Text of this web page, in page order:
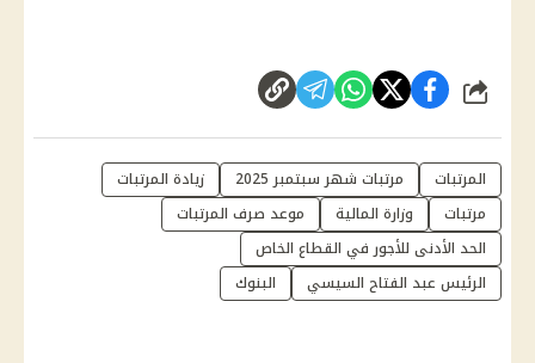
شارك
المرتبات مرتبات شهر سبتمبر 2025
زيادة المرتبات
مرتبات
وزارة المالية
موعد صرف المرتبات
الحد الأدنى للأجور في القطاع الخاص
الرئيس عبد الفتاح السيسي
البنوك